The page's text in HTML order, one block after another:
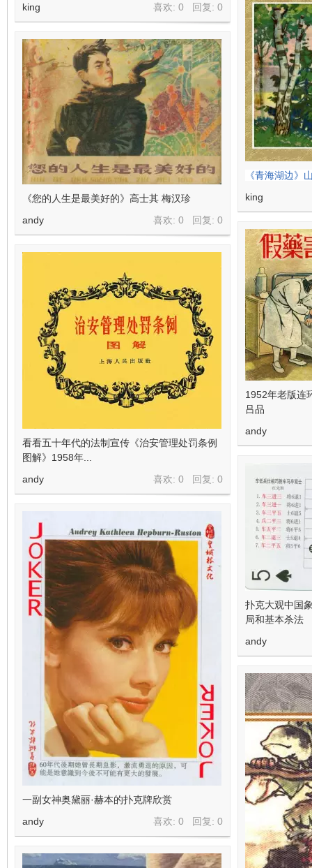
喜欢: 0 回复: 0
king
《青海湖边》
king
《您的人生是最美好的》高士其 梅汉珍
喜欢: 0 回复: 0
andy
1952年老版连
吕品
andy
看看五十年代的法制宣传《治安管理处罚条例
图解》1958年...
喜欢: 0 回复: 0
andy
扑克大观中国
局和基本杀法
andy
一副女神奥黛丽·赫本的扑克牌欣赏
喜欢: 0 回复: 0
andy